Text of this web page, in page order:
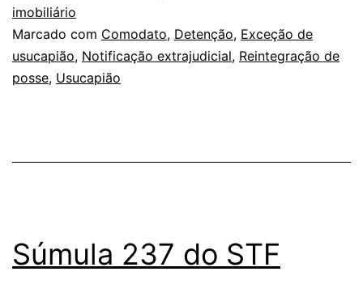
imobiliário
Marcado com Comodato, Detenção, Exceção de
usucapião, Notificação extrajudicial, Reintegração de
posse, Usucapião
Súmula 237 do STF